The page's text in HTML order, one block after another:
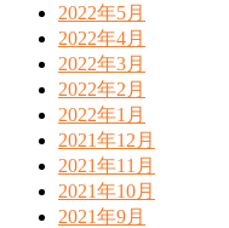
2022年5月
2022年4月
2022年3月
2022年2月
2022年1月
2021年12月
2021年11月
2021年10月
2021年9月